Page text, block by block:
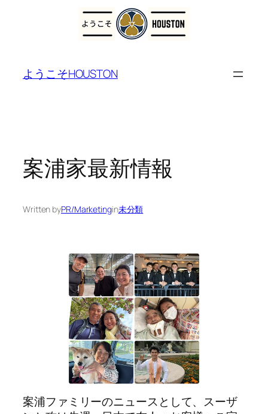
ようこそHOUSTON
案浦家最新情報
Written byPR/Marketingin未分類
案浦ファミリーのニュースとして、スーザ